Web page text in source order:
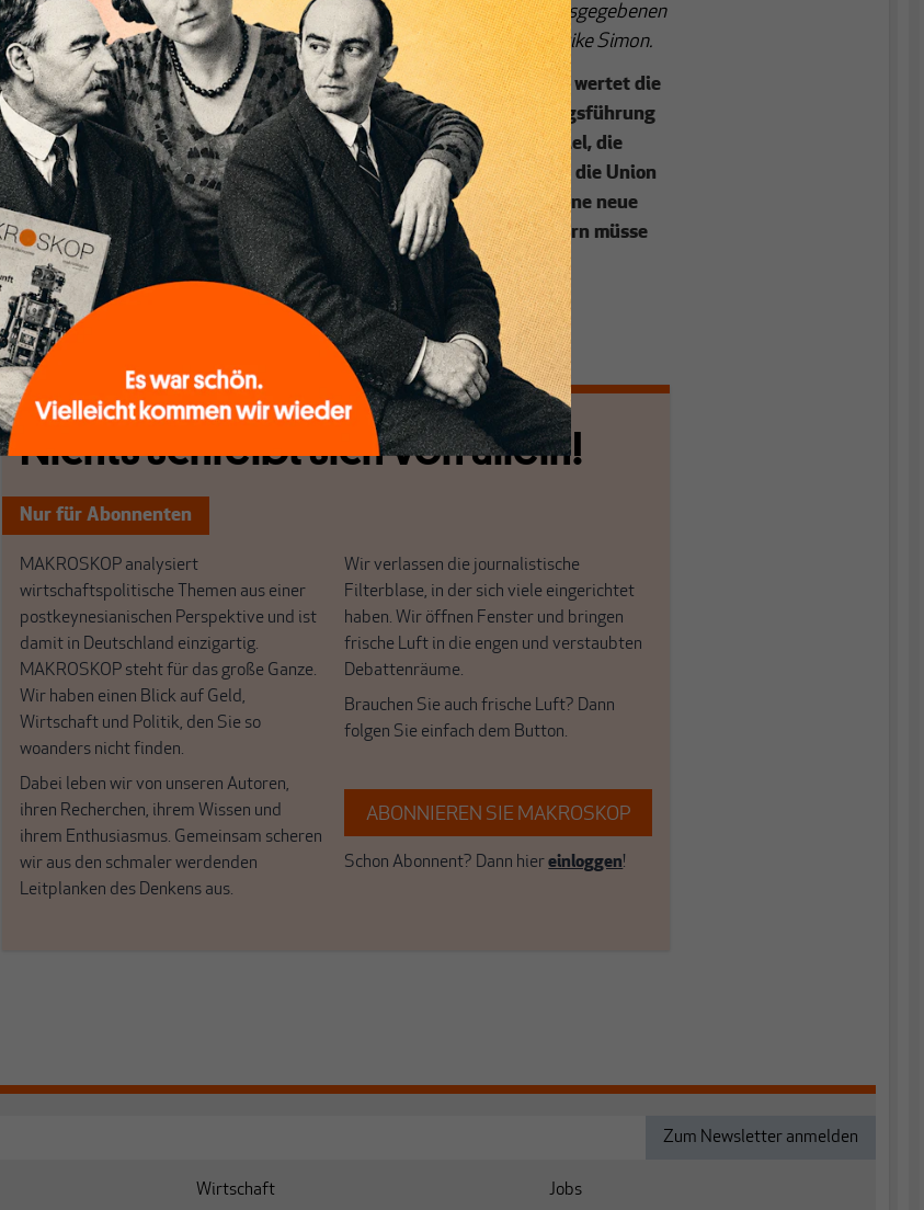
Mitautor des im Juni 2024 erschienenen und von Götz Neuneck herausgegebenen
Buchs „Europa und der Ukrainekrieg“. Das Gespräch mit ihm führte Ulrike Simon.
Herr Richter, die EU-Kommissionspräsidentin Ursula von der Leyen wertet die
jüngsten Drohnen- und Kampfjetvorfälle als Teil der hybriden Kriegsführung
Russlands. Das Land führe eine eskalierende Kampagne mit dem Ziel, die
Bürger zu verunsichern und die Entschlossenheit der EU zu testen, die Union
zu spalten und die Unterstützung für die Ukraine zu schwächen. Eine neue
Denkweise sei erforderlich, man dürfe sich nicht wegducken, sondern müsse
den russischen Bedrohungen „mit Einigkeit, Abschreckung und
Entschlossenheit" begegnen. Stimmen Sie ihr zu?
[...]
Nichts schreibt sich von allein!
Nur für Abonnenten
MAKROSKOP analysiert
wirtschaftspolitische Themen aus einer
postkeynesianischen Perspektive und ist
damit in Deutschland einzigartig.
MAKROSKOP steht für das große Ganze.
Wir haben einen Blick auf Geld,
Wirtschaft und Politik, den Sie so
woanders nicht finden.
Dabei leben wir von unseren Autoren,
ihren Recherchen, ihrem Wissen und
ihrem Enthusiasmus. Gemeinsam scheren
wir aus den schmaler werdenden
Leitplanken des Denkens aus.
Wir verlassen die journalistische
Filterblase, in der sich viele eingerichtet
haben. Wir öffnen Fenster und bringen
frische Luft in die engen und verstaubten
Debattenräume.
Brauchen Sie auch frische Luft? Dann
folgen Sie einfach dem Button.
ABONNIEREN SIE MAKROSKOP
Schon Abonnent? Dann hier einloggen!
Wirtschaft Jobs